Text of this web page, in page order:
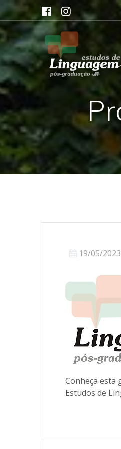
Skip
to
content
19/05/2023
Conheça esta
Estudos de